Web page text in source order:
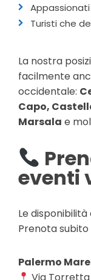
Turisti che
La nostra
facilmente
occidentale:
Capo,
Marsala e
eventi
Le
Prenota subito
Palermo